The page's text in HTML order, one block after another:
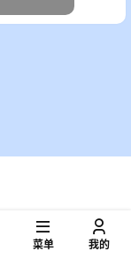
菜单 我的